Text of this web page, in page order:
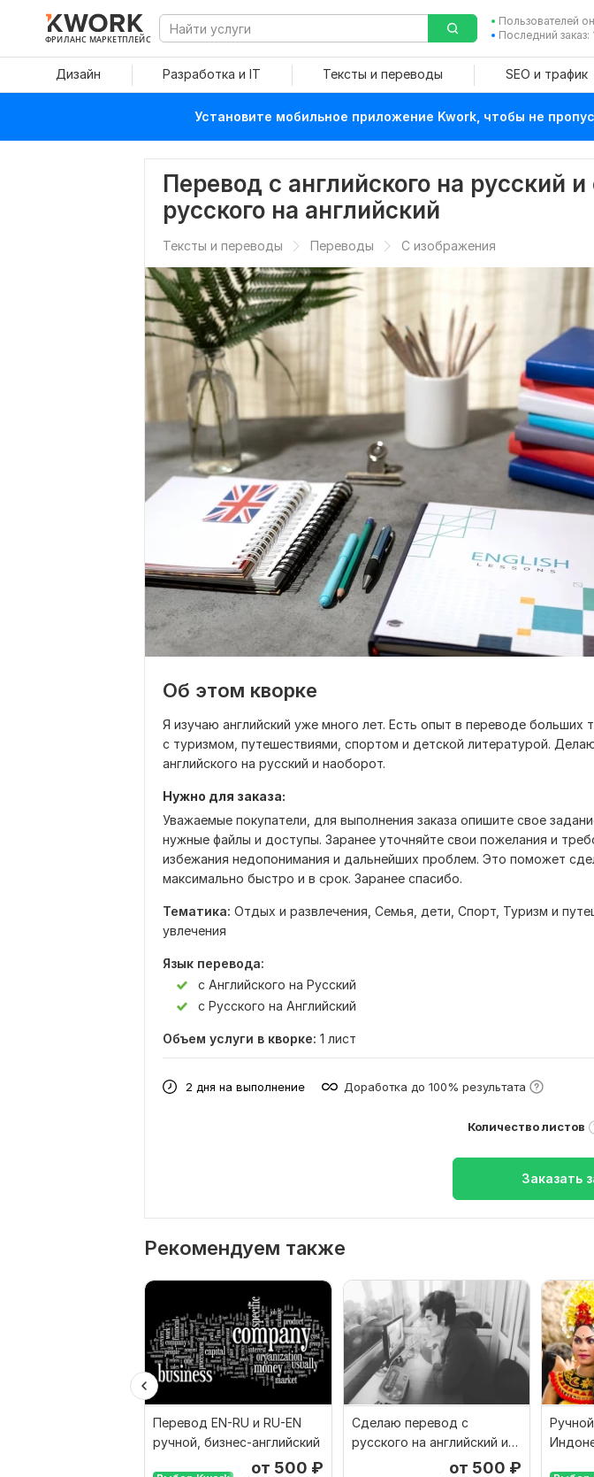
ФРИЛАНС МАРКЕТПЛЕЙС
Пользователей
Последний заказ:
Дизайн Разработка и IT Тексты и переводы SEO и трафик
Установите мобильное приложение Kwork, чтобы не
Перевод с английского на русский и
русского на английский
Тексты и переводы Переводы С изображения
Об этом кворке
Я изучаю английский уже много лет. Есть опыт в переводе больших
с туризмом, путешествиями, спортом и детской литературой.
английского на русский и наоборот.
Нужно для заказа:
Уважаемые покупатели, для выполнения заказа опишите свое
нужные файлы и доступы. Заранее уточняйте свои пожелания и
избежания недопонимания и дальнейших проблем. Это поможет
максимально быстро и в срок. Заранее спасибо.
Тематика: Отдых и развлечения, Семья, дети, Спорт, Туризм и
увлечения
Язык перевода:
с Английского на Русский
с Русского на Английский
Объем услуги в кворке: 1 лист
2 дня на выполнение Доработка до 100% результата
Количество листов
Заказать
Рекомендуем также
Перевод EN-RU и RU-EN
ручной, бизнес-английский
от 500 ₽
Сделаю перевод с
русского на английский и
от 500 ₽